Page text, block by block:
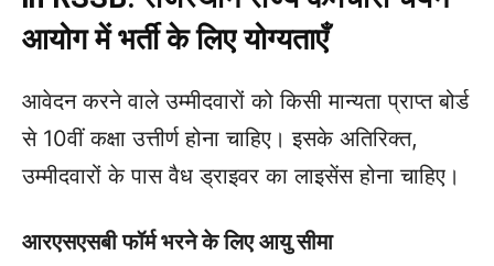
आयोग में भर्ती के लिए योग्यताएँ
आवेदन करने वाले उम्मीदवारों को किसी मान्यता प्राप्त बोर्ड
से 10वीं कक्षा उत्तीर्ण होना चाहिए। इसके अतिरिक्त,
उम्मीदवारों के पास वैध ड्राइवर का लाइसेंस होना चाहिए।
आरएसएसबी फॉर्म भरने के लिए आयु सीमा